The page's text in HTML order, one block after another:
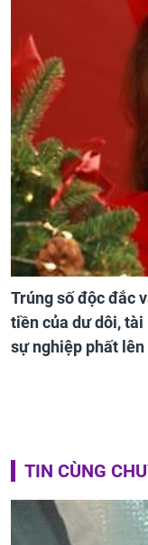
Trúng số độc đắc
tiền của dư dôi, tài
sự nghiệp phất
TIN CÙNG